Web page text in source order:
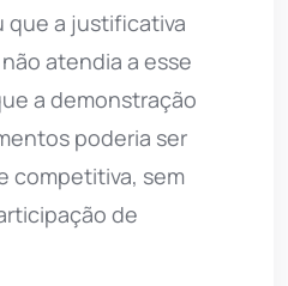
a justificativa
atendia a esse
a demonstração
poderia ser
competitiva, sem
de